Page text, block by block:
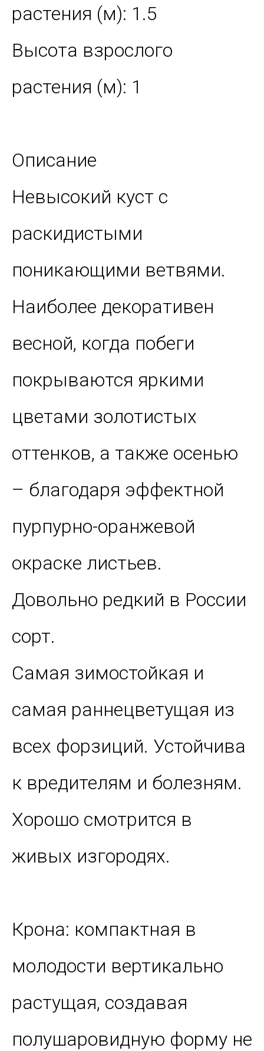
растения (м): 1.5
Высота взрослого
растения (м): 1
Описание
Невысокий куст с
раскидистыми
поникающими ветвями.
Наиболее декоративен
весной, когда побеги
покрываются яркими
цветами золотистых
оттенков, а также осенью
– благодаря эффектной
пурпурно-оранжевой
окраске листьев.
Довольно редкий в России
сорт.
Самая зимостойкая и
самая раннецветущая из
всех форзиций. Устойчива
к вредителям и болезням.
Хорошо смотрится в
живых изгородях.
Крона: компактная в
молодости вертикально
растущая, создавая
полушаровидную форму не